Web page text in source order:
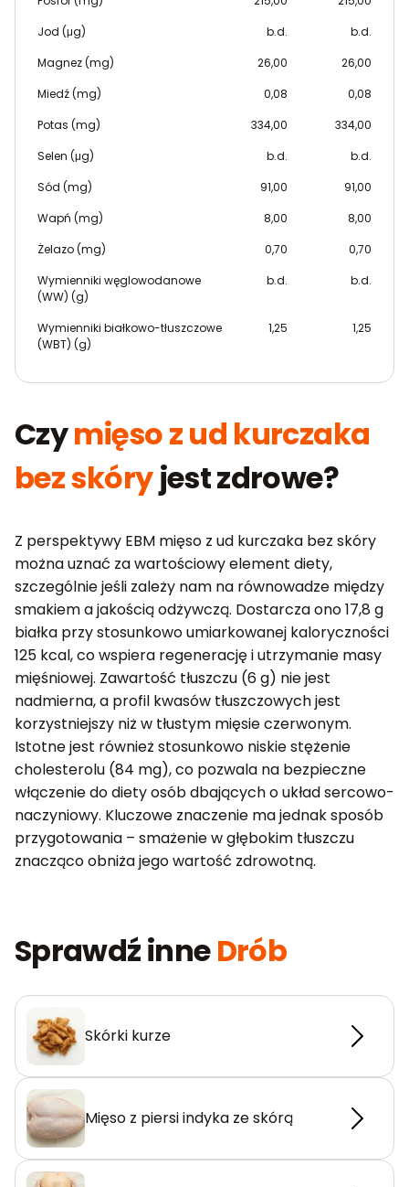
Jod (μg)
b.d.
b.d.
Magnez (mg)
26,00
26,00
Miedź (mg)
0,08
0,08
Potas (mg)
334,00
334,00
Selen (μg)
b.d.
b.d.
Sód (mg)
91,00
91,00
Wapń (mg)
8,00
8,00
Żelazo (mg)
0,70
0,70
Wymienniki węglowodanowe
(WW) (g)
b.d. b.d.
Wymienniki białkowo-tłuszczowe
(WBT) (g)
1,25 1,25
Czymięso z ud kurczaka
bez skóryjest zdrowe?
Z perspektywy EBM mięso z ud kurczaka bez skóry
można uznać za wartościowy element diety,
szczególnie jeśli zależy nam na równowadze między
smakiem a jakością odżywczą. Dostarcza ono 17,8 g
białka przy stosunkowo umiarkowanej kaloryczności
125 kcal, co wspiera regenerację i utrzymanie masy
mięśniowej. Zawartość tłuszczu (6 g) nie jest
nadmierna, a profil kwasów tłuszczowych jest
korzystniejszy niż w tłustym mięsie czerwonym.
Istotne jest również stosunkowo niskie stężenie
cholesterolu (84 mg), co pozwala na bezpieczne
włączenie do diety osób dbających o układ sercowo-
naczyniowy. Kluczowe znaczenie ma jednak sposób
przygotowania – smażenie w głębokim tłuszczu
znacząco obniża jego wartość zdrowotną.
Sprawdź inneDrób
Skórki kurze
Mięso z piersi indyka ze skórą